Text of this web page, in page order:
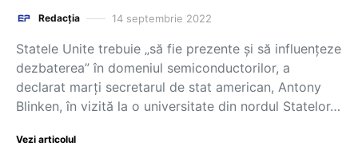
Redacția 14 septembrie 2022
Statele Unite trebuie „să fie prezente şi să influenţeze
dezbaterea” în domeniul semiconductorilor, a
declarat marţi secretarul de stat american, Antony
Blinken, în vizită la o universitate din nordul Statelor…
Vezi articolul